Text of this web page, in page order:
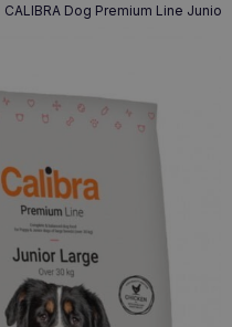
CALIBRA Dog Premium Line Junior